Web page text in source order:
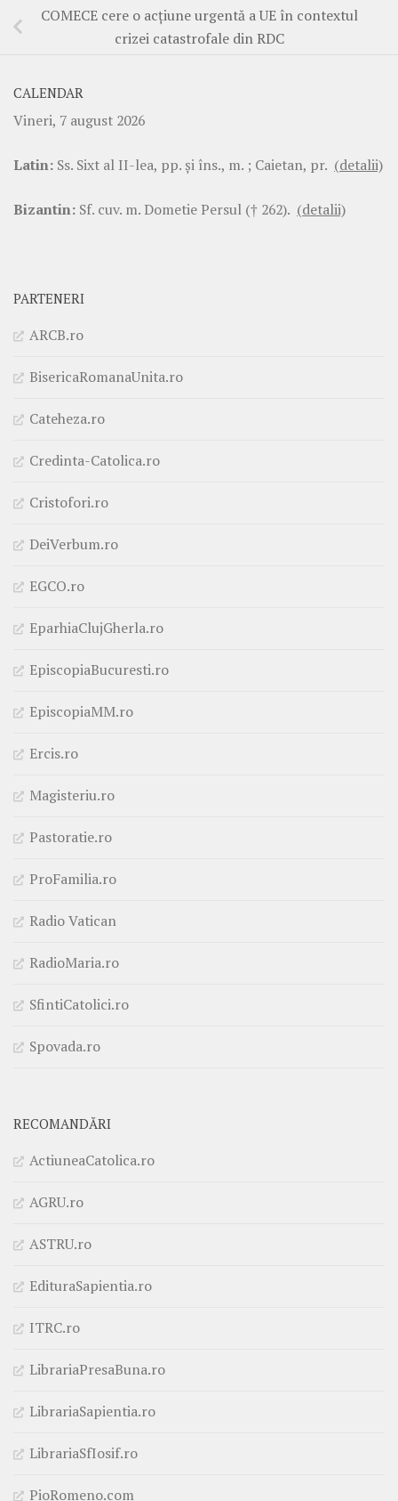
COMECE cere o acțiune urgentă a UE în contextul
crizei catastrofale din RDC
CALENDAR
Vineri, 7 august 2026
Latin: Ss. Sixt al II-lea, pp. şi îns., m. ; Caietan, pr. (detalii)
Bizantin: Sf. cuv. m. Dometie Persul († 262). (detalii)
PARTENERI
ARCB.ro
BisericaRomanaUnita.ro
Cateheza.ro
Credinta-Catolica.ro
Cristofori.ro
DeiVerbum.ro
EGCO.ro
EparhiaClujGherla.ro
EpiscopiaBucuresti.ro
EpiscopiaMM.ro
Ercis.ro
Magisteriu.ro
Pastoratie.ro
ProFamilia.ro
Radio Vatican
RadioMaria.ro
SfintiCatolici.ro
Spovada.ro
RECOMANDĂRI
ActiuneaCatolica.ro
AGRU.ro
ASTRU.ro
EdituraSapientia.ro
ITRC.ro
LibrariaPresaBuna.ro
LibrariaSapientia.ro
LibrariaSfIosif.ro
PioRomeno.com